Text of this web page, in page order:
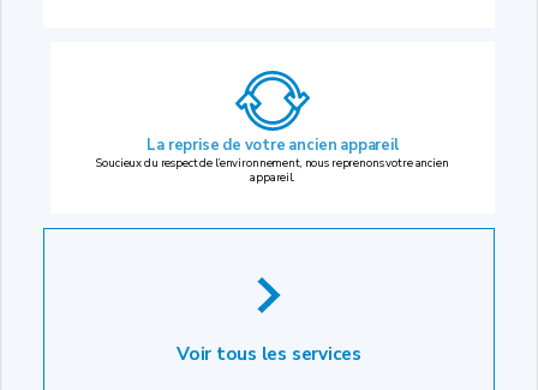
La reprise de votre ancien appareil
Soucieux du respect de l’environnement, nous reprenons votre ancien
appareil.
Voir tous les services